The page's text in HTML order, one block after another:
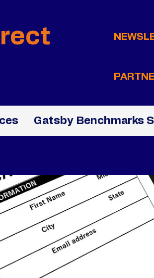
Gatsby Benchmarks